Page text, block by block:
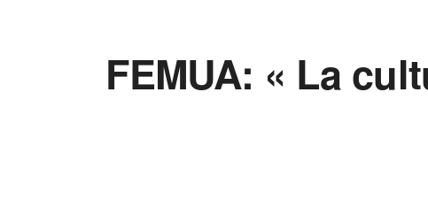
FEMUA: « La